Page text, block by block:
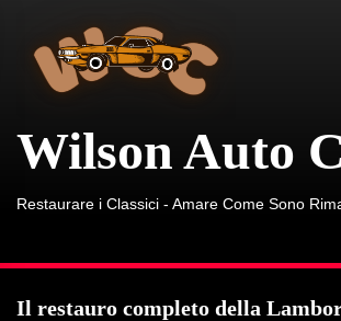
content
Wilson Auto
Restaurare i Classici - Amare Come Sono
Il restauro completo della